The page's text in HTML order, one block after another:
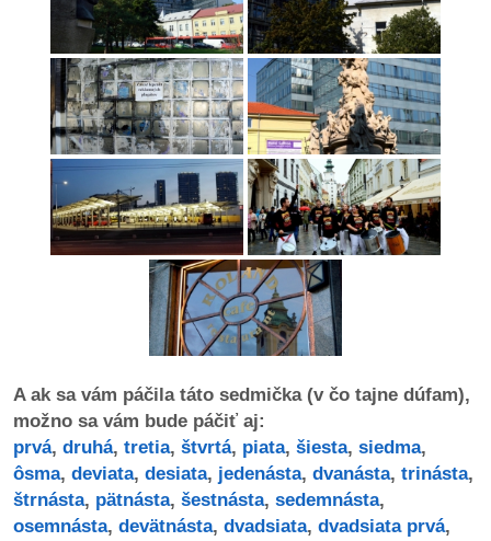
konania
stavebné
konania
pripomienkové
konania
petície
A ak sa vám páčila táto sedmička (v čo tajne dúfam),
možno sa vám bude páčiť aj:
prvá, druhá, tretia, štvrtá, piata, šiesta, siedma,
ôsma, deviata, desiata, jedenásta, dvanásta, trinásta,
štrnásta, pätnásta, šestnásta, sedemnásta,
osemnásta, devätnásta, dvadsiata, dvadsiata prvá,